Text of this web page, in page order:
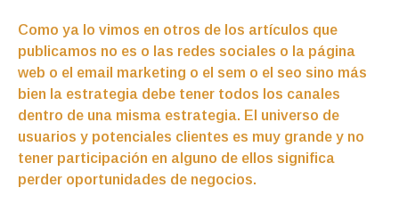
Como ya lo vimos en otros de los artículos que
publicamos no es o las redes sociales o la página
web o el email marketing o el sem o el seo sino más
bien la estrategia debe tener todos los canales
dentro de una misma estrategia. El universo de
usuarios y potenciales clientes es muy grande y no
tener participación en alguno de ellos significa
perder oportunidades de negocios.